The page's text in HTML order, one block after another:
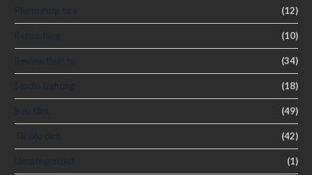
(12)
(10)
(34)
(18)
(49)
(42)
(1)